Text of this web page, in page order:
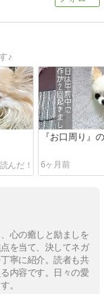
♪
『お口周り』
6ヶ月前
心の癒しと励ましを
を当て、決してネガ
寧に紹介。読者も共
内容です。日々の愛
。